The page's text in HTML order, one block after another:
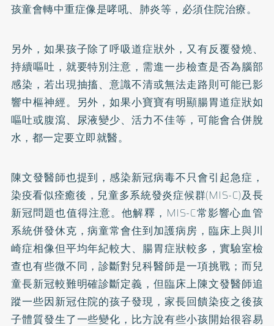
孩童會轉中重症像是哮吼、肺炎等，必須住院治療。
另外，如果孩子除了呼吸道症狀外，又有反覆發燒、
持續嘔吐，就要特別注意，需進一步檢查是否為腦部
感染，若出現抽搐、意識不清或無法走路則可能已影
響中樞神經。另外，如果小寶寶有明顯腸胃道症狀如
嘔吐或腹瀉、尿液變少、活力不佳等，可能會合併脫
水，都一定要立即就醫。
陳文發醫師也提到，感染新冠病毒不只會引起急症，
染疫看似痊癒後，兒童多系統發炎症候群(MIS-C)及長
新冠問題也值得注意。他解釋，MIS-C常影響心血管
系統併發休克，病童常會住到加護病房，臨床上與川
崎症相像但平均年紀較大、腸胃症狀較多，實驗室檢
查也有些微不同，診斷對兒科醫師是一項挑戰；而兒
童長新冠較難明確診斷定義，但臨床上陳文發醫師追
蹤一些因新冠住院的孩子發現，家長回饋染疫之後孩
子體質發生了一些變化，比方說有些小孩開始很容易